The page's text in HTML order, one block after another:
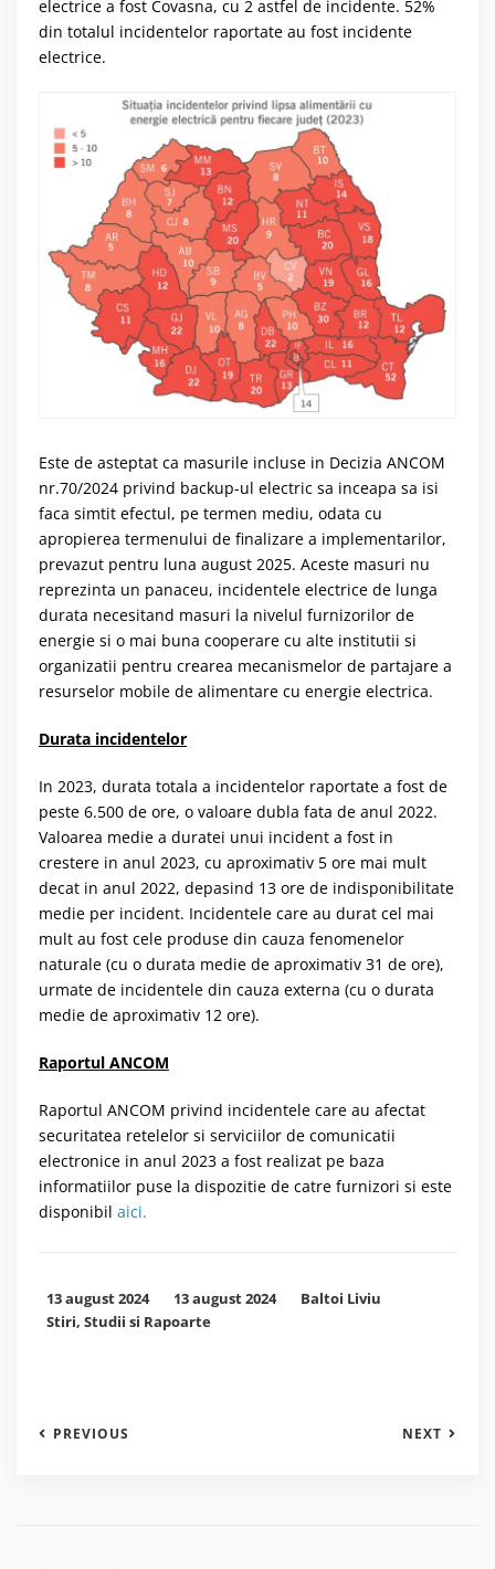
electrice a fost Covasna, cu 2 astfel de incidente. 52%
din totalul incidentelor raportate au fost incidente
electrice.
Este de asteptat ca masurile incluse in Decizia ANCOM
nr.70/2024 privind backup-ul electric sa inceapa sa isi
faca simtit efectul, pe termen mediu, odata cu
apropierea termenului de finalizare a implementarilor,
prevazut pentru luna august 2025. Aceste masuri nu
reprezinta un panaceu, incidentele electrice de lunga
durata necesitand masuri la nivelul furnizorilor de
energie si o mai buna cooperare cu alte institutii si
organizatii pentru crearea mecanismelor de partajare a
resurselor mobile de alimentare cu energie electrica.
Durata incidentelor
In 2023, durata totala a incidentelor raportate a fost de
peste 6.500 de ore, o valoare dubla fata de anul 2022.
Valoarea medie a duratei unui incident a fost in
crestere in anul 2023, cu aproximativ 5 ore mai mult
decat in anul 2022, depasind 13 ore de indisponibilitate
medie per incident. Incidentele care au durat cel mai
mult au fost cele produse din cauza fenomenelor
naturale (cu o durata medie de aproximativ 31 de ore),
urmate de incidentele din cauza externa (cu o durata
medie de aproximativ 12 ore).
Raportul ANCOM
Raportul ANCOM privind incidentele care au afectat
securitatea retelelor si serviciilor de comunicatii
electronice in anul 2023 a fost realizat pe baza
informatiilor puse la dispozitie de catre furnizori si este
disponibil aici.
13 august 2024 13 august 2024
Baltoi Liviu
Stiri, Studii si Rapoarte
PREVIOUS NEXT